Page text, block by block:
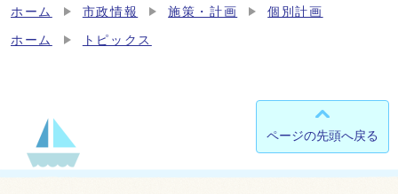
ホーム 市政情報 施策・計画 個別計画
ホーム トピックス
ページの先頭へ戻る